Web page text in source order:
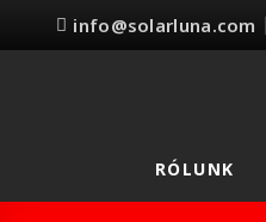
info@solarluna.com
RÓLUNK